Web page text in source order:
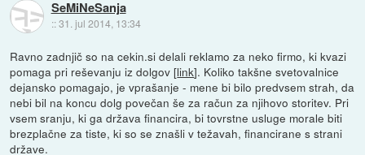
SeMiNeSanja
::31. jul 2014, 13:34
Ravno zadnjič so na cekin.si delali reklamo za neko firmo, ki kvazi
pomaga pri reševanju iz dolgov [link]. Koliko takšne svetovalnice
dejansko pomagajo, je vprašanje - mene bi bilo predvsem strah, da
nebi bil na koncu dolg povečan še za račun za njihovo storitev. Pri
vsem sranju, ki ga država financira, bi tovrstne usluge morale biti
brezplačne za tiste, ki so se znašli v težavah, financirane s strani
države.